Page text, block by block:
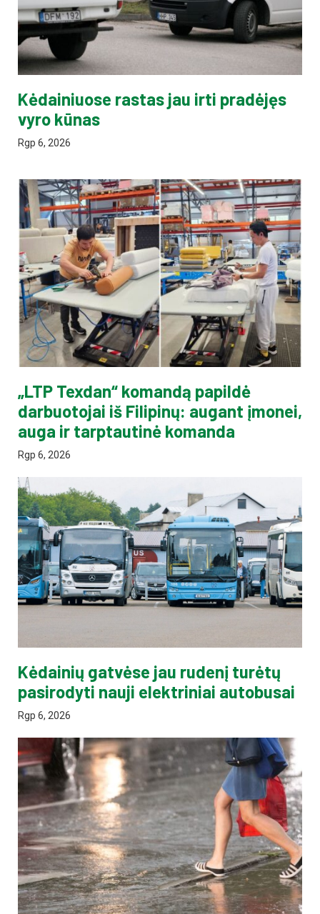
Kėdainiuose rastas jau irti pradėjęs
vyro kūnas
Rgp 6, 2026
„LTP Texdan“ komandą papildė
darbuotojai iš Filipinų: augant įmonei,
auga ir tarptautinė komanda
Rgp 6, 2026
Kėdainių gatvėse jau rudenį turėtų
pasirodyti nauji elektriniai autobusai
Rgp 6, 2026